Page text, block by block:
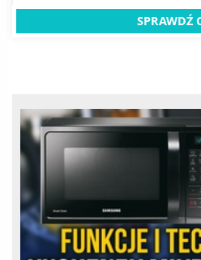
Parowary
Parownice do sprzątania
Sokowirówki
Spieniacze do mleka
Szuflady grzewcze
Szybkowary
Tostery
Wagi kuchenne
SPRAWDŹ